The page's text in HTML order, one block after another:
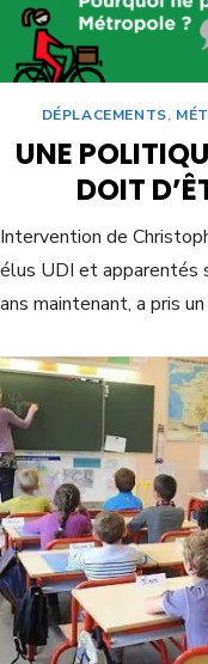
DÉPLACEMENTS,
UNE
DOIT
Intervention de
élus UDI et apparentés
ans maintenant, a pris